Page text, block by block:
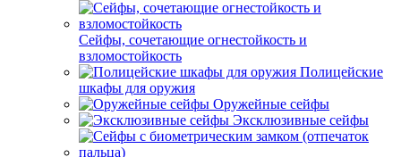
Сейфы, сочетающие огнестойкость и
взломостойкость
Полицейские
шкафы для оружия
Оружейные сейфы
Эксклюзивные сейфы